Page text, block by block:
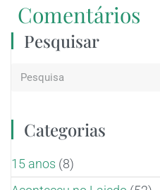
Comentários
Pesquisar
Categorias
15 anos (8)